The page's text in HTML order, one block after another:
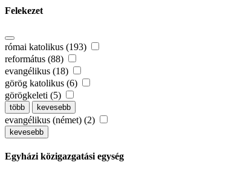
Felekezet
római katolikus (193)
református (88)
evangélikus (18)
görög katolikus (6)
görögkeleti (5)
több kevesebb
evangélikus (német) (2)
kevesebb
Egyházi közigazgatási egység